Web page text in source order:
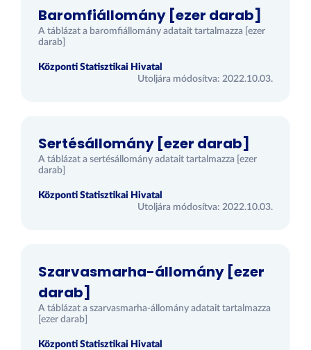
Baromfiállomány [ezer darab]
A táblázat a baromfiállomány adatait tartalmazza [ezer
darab]
Központi Statisztikai Hivatal
Utoljára módosítva: 2022.10.03.
Sertésállomány [ezer darab]
A táblázat a sertésállomány adatait tartalmazza [ezer
darab]
Központi Statisztikai Hivatal
Utoljára módosítva: 2022.10.03.
Szarvasmarha-állomány [ezer
darab]
A táblázat a szarvasmarha-állomány adatait tartalmazza
[ezer darab]
Központi Statisztikai Hivatal